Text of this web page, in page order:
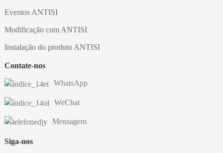
Eventos ANTISI
Modificação com ANTISI
Instalação do produto ANTISI
Contate-nos
WhatsApp
WeChat
Mensagem
Siga-nos